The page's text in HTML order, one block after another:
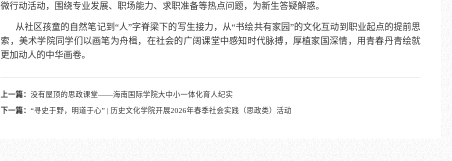
微行动活动，围绕专业发展、职场能力、求职准备等热点问题，为新生答疑解惑。
从社区孩童的自然笔记到“人”字脊梁下的写生接力，从“书绘共有家园”的文化互动到职业起点的提前思
索，美术学院同学们以画笔为舟楫，在社会的广阔课堂中感知时代脉搏，厚植家国深情，用青春丹青绘就
更加动人的中华画卷。
上一篇：没有屋顶的思政课堂——海南国际学院大中小一体化育人纪实
下一篇：“寻史于野，明道于心” | 历史文化学院开展2026年春季社会实践（思政类）活动